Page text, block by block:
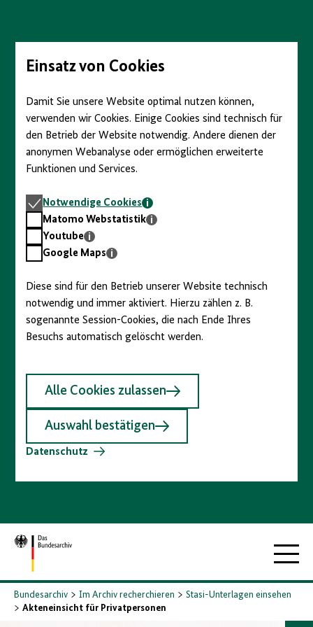
Seiteninhalt
springenEinsatz von Cookies
Damit Sie unsere Website optimal nutzen können,
verwenden wir Cookies. Einige Cookies sind technisch für
den Betrieb der Website notwendig. Andere dienen der
anonymen Webanalyse oder ermöglichen erweiterte
Funktionen und Services.
Notwendige
Cookies
Notwendige Cookies
Matomo
Webstatistik
Matomo Webstatistik
Youtube
Youtube
GoogleGoogle Maps
Diese sind für den Betrieb unserer Website technisch
notwendig und immer aktiviert. Hierzu zählen z. B.
sogenannte Session-Cookies, die nach Ende Ihres
Besuchs automatisch gelöscht werden.
Alle Cookies zulassen
Auswahl bestätigen
Datenschutz
Zur
Startseite
Bundesarchiv Im Archiv recherchieren
Stasi-Unterlagen einsehen
Akteneinsicht für Privatpersonen